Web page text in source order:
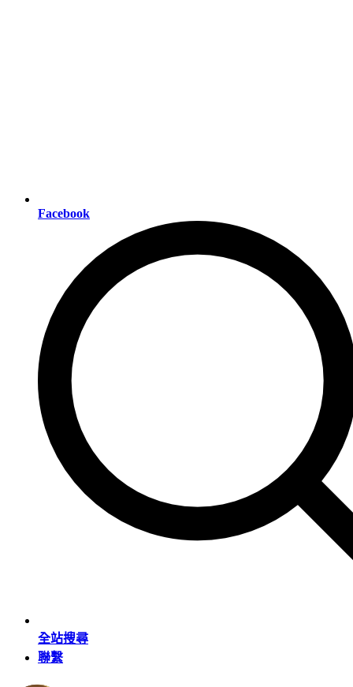
Facebook
全站搜尋
聯繫